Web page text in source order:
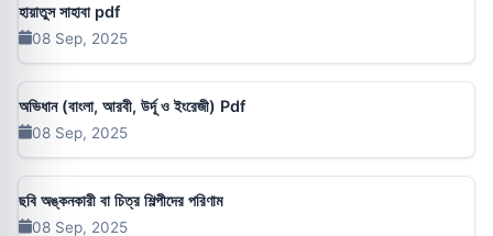
হায়াতুস সাহাবা pdf
08 Sep, 2025
অভিধান (বাংলা, আরবী, উর্দূ ও ইংরেজী) Pdf
08 Sep, 2025
ছবি অঙ্কনকারী বা চিত্র শিল্পীদের পরিণাম
08 Sep, 2025